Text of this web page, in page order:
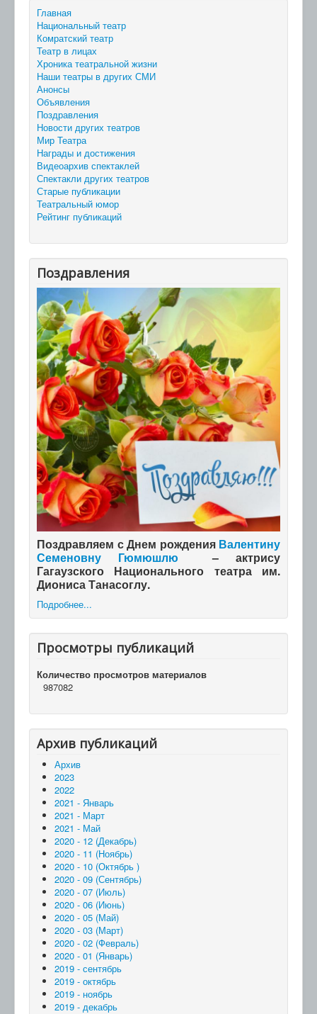
Главная
Национальный театр
Комратский театр
Театр в лицах
Хроника театральной жизни
Наши театры в других СМИ
Анонсы
Объявления
Поздравления
Новости других театров
Мир Театра
Награды и достижения
Видеоархив спектаклей
Спектакли других театров
Старые публикации
Театральный юмор
Рейтинг публикаций
Поздравления
Поздравляем с Днем рождения Валентину
Семеновну Гюмюшлю – актрису
Гагаузского Национального театра им.
Диониса Танасоглу.
Подробнее...
Просмотры публикаций
Количество просмотров материалов
987082
Архив публикаций
Архив
2023
2022
2021 - Январь
2021 - Март
2021 - Май
2020 - 12 (Декабрь)
2020 - 11 (Ноябрь)
2020 - 10 (Октябрь )
2020 - 09 (Сентябрь)
2020 - 07 (Июль)
2020 - 06 (Июнь)
2020 - 05 (Май)
2020 - 03 (Март)
2020 - 02 (Февраль)
2020 - 01 (Январь)
2019 - сентябрь
2019 - октябрь
2019 - ноябрь
2019 - декабрь